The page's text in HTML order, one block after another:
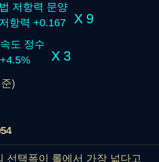
저항력 문양
항력 +0.167
X 9
도 정수
X 3
)
선택폭이 롤에서 가장 넓다고